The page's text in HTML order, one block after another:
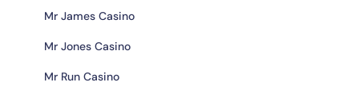
Mr James Casino
Mr Jones Casino
Mr Run Casino